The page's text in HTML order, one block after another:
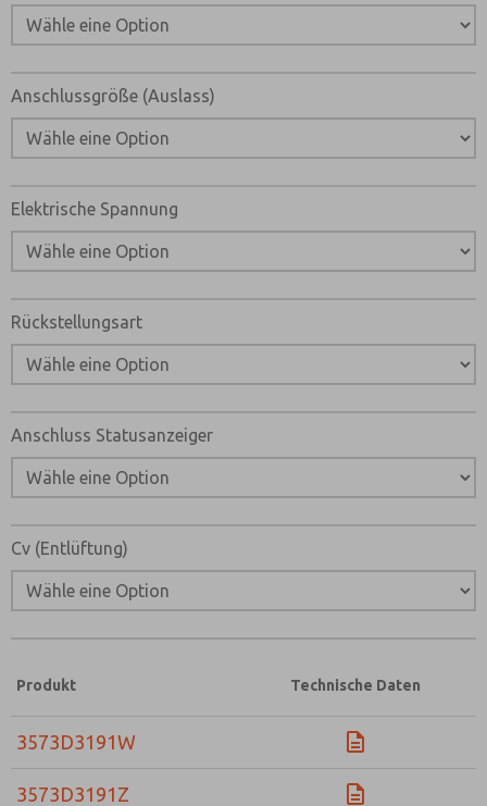
Anschlussgröße (Auslass)
Elektrische Spannung
Rückstellungsart
Anschluss Statusanzeiger
Cv (Entlüftung)
Produkt Technische Daten
3573D3191W
3573D3191Z